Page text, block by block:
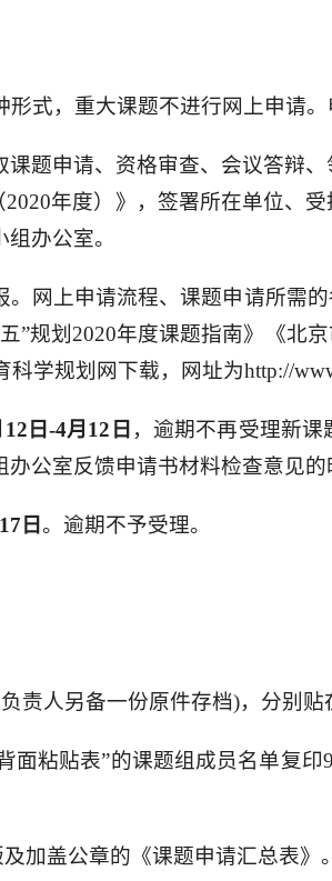
式，重大课题不进行网上申请
课题申请、资格审查、会议答辩
2020年度）》，签署所在单位、
办公室。
。网上申请流程、课题申请所需
”规划2020年度课题指南》《北
学规划网下载，网址为http://
日-4月12日 ，逾期不再受理新
公室反馈申请书材料检查意见的
日。逾期不予受理。
责人另备一份原件存档)，分别贴
面粘贴表”的课题组成员名单复
加盖公章的《课题申请汇总表》。